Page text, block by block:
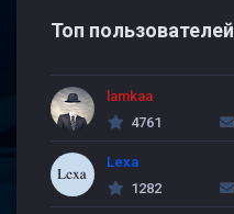
Топ пользователей
lamkaa
4761
Lexa
1282